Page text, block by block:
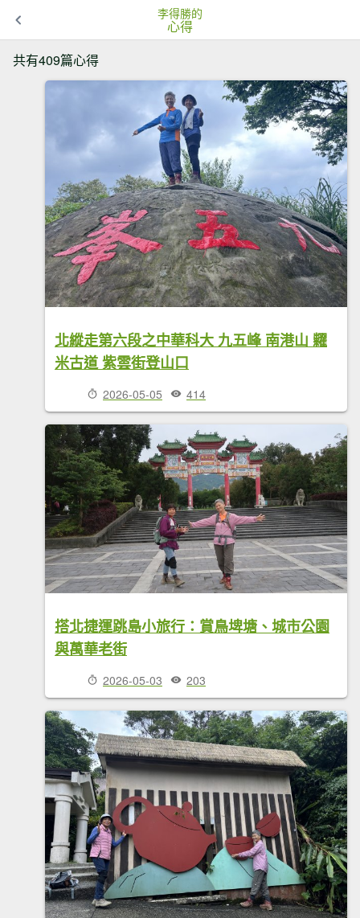
李得勝的
心得
共有409篇心得
北縱走第六段之中華科大 九五峰 南港山 糶
米古道 紫雲街登山口
2026-05-05 414
搭北捷運跳島小旅行：賞鳥埤塘、城市公園
與萬華老街
2026-05-03 203